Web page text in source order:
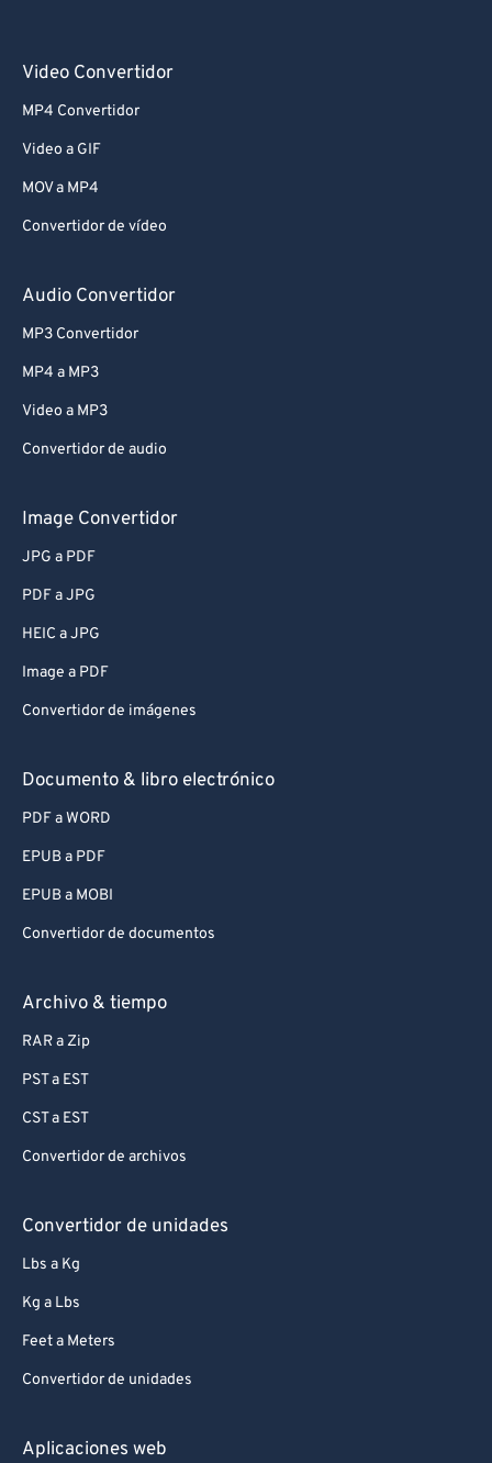
Video Convertidor
MP4 Convertidor
Video a GIF
MOV a MP4
Convertidor de vídeo
Audio Convertidor
MP3 Convertidor
MP4 a MP3
Video a MP3
Convertidor de audio
Image Convertidor
JPG a PDF
PDF a JPG
HEIC a JPG
Image a PDF
Convertidor de imágenes
Documento & libro electrónico
PDF a WORD
EPUB a PDF
EPUB a MOBI
Convertidor de documentos
Archivo & tiempo
RAR a Zip
PST a EST
CST a EST
Convertidor de archivos
Convertidor de unidades
Lbs a Kg
Kg a Lbs
Feet a Meters
Convertidor de unidades
Aplicaciones web